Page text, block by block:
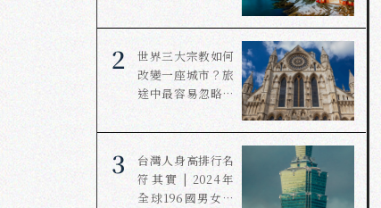
2
世界三大宗教如何
改變一座城市？旅
途中最容易忽略的
3
台灣人身高排行名
符其實 | 2024年
全球196國男女身